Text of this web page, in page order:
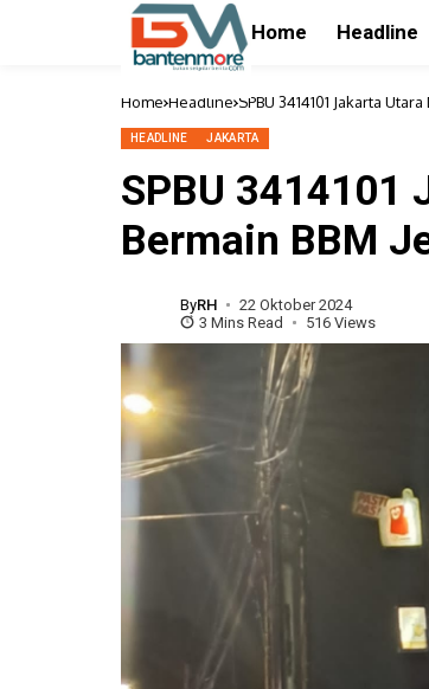
Home Headline
Home Headline SPBU 3414101 Jakarta
HEADLINE JAKARTA
SPBU 3414101
Bermain BBM
ByRH
22 Oktober 2024
3 Mins Read
516 Views